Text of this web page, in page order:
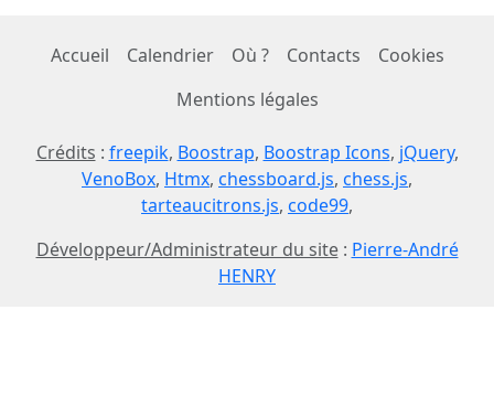
Accueil Calendrier Où ? Contacts
Cookies
Mentions légales
Crédits : freepik, Boostrap, Boostrap Icons, jQuery,
VenoBox, Htmx, chessboard.js, chess.js,
tarteaucitrons.js, code99,
Développeur/Administrateur du site: Pierre-André
HENRY